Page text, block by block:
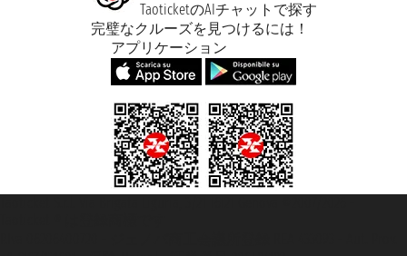
TaoticketのAIチャットで探す
完璧なクルーズを見つけるには！
アプリケーション